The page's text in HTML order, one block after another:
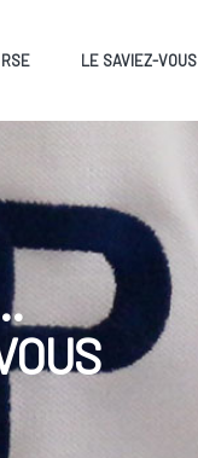
RSE LE SAVIEZ-VOUS